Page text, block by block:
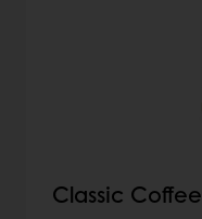
Classic Coffee